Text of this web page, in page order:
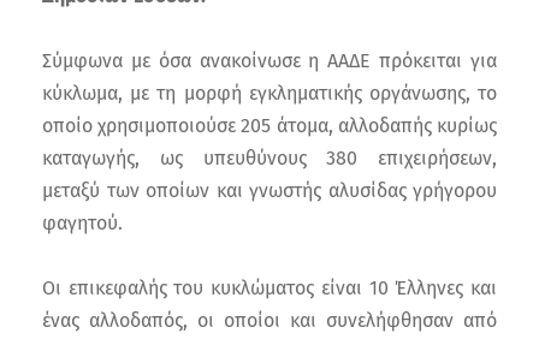
Σύμφωνα με όσα ανακοίνωσε η ΑΑΔΕ πρόκειται για
κύκλωμα, με τη μορφή εγκληματικής οργάνωσης, το
οποίο χρησιμοποιούσε 205 άτομα, αλλοδαπής κυρίως
καταγωγής, ως υπευθύνους 380 επιχειρήσεων,
μεταξύ των οποίων και γνωστής αλυσίδας γρήγορου
φαγητού.
Οι επικεφαλής του κυκλώματος είναι 10 Έλληνες και
ένας αλλοδαπός, οι οποίοι και συνελήφθησαν από